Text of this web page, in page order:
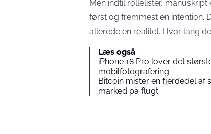
Men indtil rollelister,
først og fremmest en intention.
allerede en realitet. Hvor lang
Læs også
iPhone 18 Pro lover det
mobilfotografering
Bitcoin mister en fjerdedel
marked på flugt